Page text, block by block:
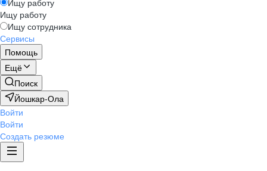
Ищу работу
Ищу работу
Ищу сотрудника
Сервисы
Помощь
Ещё
Поиск
Йошкар-Ола
Войти
Войти
Создать резюме